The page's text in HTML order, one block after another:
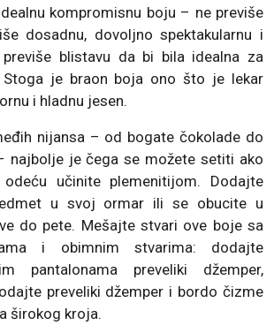
kompromisnu ​​boju – ne previše
dosadnu, dovoljno spektakularnu i
blistavu da bi bila idealna za
je braon boja ono što je lekar
i hladnu jesen.
nijansa – od bogate čokolade do
najbolje je čega se možete setiti ako
učinite plemenitijom. Dodajte
u svoj ormar ili se obucite u
do pete. Mešajte stvari ove boje sa
i obimnim stvarima: dodajte
pantalonama preveliki džemper,
preveliki džemper i bordo čizme
širokog kroja.